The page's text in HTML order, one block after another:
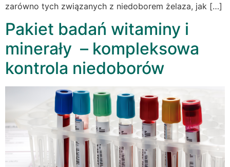
zarówno tych związanych z niedoborem żelaza, jak […]
Pakiet badań witaminy i
minerały – kompleksowa
kontrola niedoborów